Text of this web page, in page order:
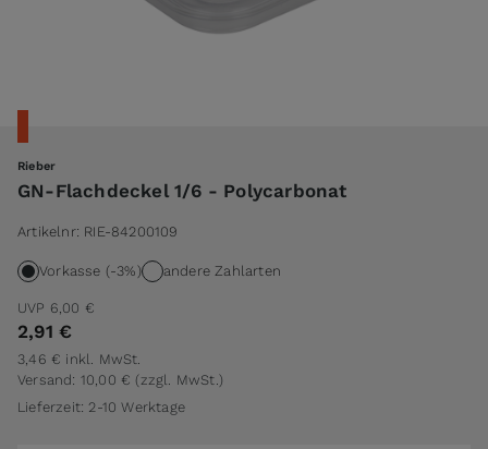
Rieber
GN-Flachdeckel 1/6 - Polycarbonat
Artikelnr: RIE-84200109
Vorkasse (-3%) andere Zahlarten
UVP 6,00 €
2,91 €
3,46 € inkl. MwSt.
Versand: 10,00 € (zzgl. MwSt.)
Lieferzeit: 2-10 Werktage